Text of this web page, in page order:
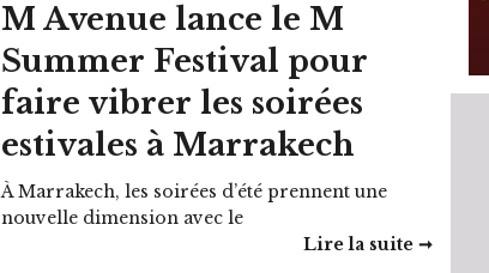
M Avenue lance le M
Summer Festival pour
faire vibrer les soirées
estivales à Marrakech
À Marrakech, les soirées d’été prennent une
nouvelle dimension avec le
Lire la suite ➞
LUNDI 23 FÉVRIER 2026 - 11:09